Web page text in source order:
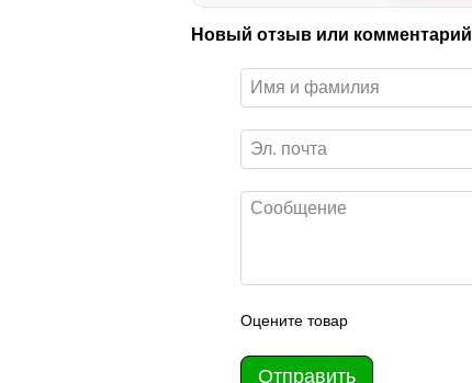
Новый отзыв или комментарий
Оцените товар
Отправить